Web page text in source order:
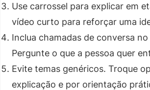
Use carrossel para explicar em
vídeo curto para reforçar uma
Inclua chamadas de conversa
Pergunte o que a pessoa quer
Evite temas genéricos. Troque
explicação e por orientação